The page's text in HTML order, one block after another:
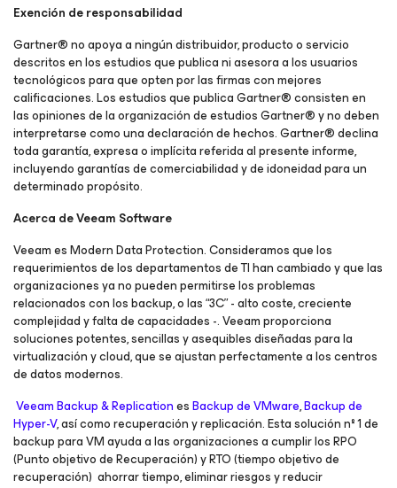
Exención de responsabilidad
Gartner® no apoya a ningún distribuidor, producto o servicio
descritos en los estudios que publica ni asesora a los usuarios
tecnológicos para que opten por las firmas con mejores
calificaciones. Los estudios que publica Gartner® consisten en
las opiniones de la organización de estudios Gartner® y no deben
interpretarse como una declaración de hechos. Gartner® declina
toda garantía, expresa o implícita referida al presente informe,
incluyendo garantías de comerciabilidad y de idoneidad para un
determinado propósito.
Acerca de Veeam Software
Veeam es Modern Data Protection. Consideramos que los
requerimientos de los departamentos de TI han cambiado y que las
organizaciones ya no pueden permitirse los problemas
relacionados con los backup, o las “3C” - alto coste, creciente
complejidad y falta de capacidades -. Veeam proporciona
soluciones potentes, sencillas y asequibles diseñadas para la
virtualización y cloud, que se ajustan perfectamente a los centros
de datos modernos.
Veeam Backup & ReplicationesBackup de VMware,Backup de
Hyper-V, así como recuperación y replicación. Esta solución nº 1 de
backup para VM ayuda a las organizaciones a cumplir los RPO
(Punto objetivo de Recuperación) y RTO (tiempo objetivo de
recuperación) ahorrar tiempo, eliminar riesgos y reducir